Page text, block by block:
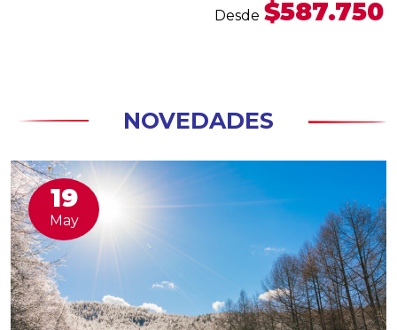
Desde $587.750
NOVEDADES
19
May